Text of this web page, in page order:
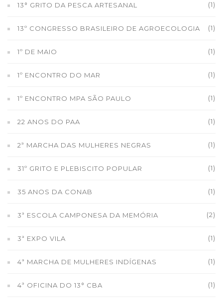
13° GRITO DA PESCA ARTESANAL (1)
13º CONGRESSO BRASILEIRO DE AGROECOLOGIA (1)
1º DE MAIO (1)
1º ENCONTRO DO MAR (1)
1º ENCONTRO MPA SÃO PAULO (1)
22 ANOS DO PAA (1)
2ª MARCHA DAS MULHERES NEGRAS (1)
31º GRITO E PLEBISCITO POPULAR (1)
35 ANOS DA CONAB (1)
3ª ESCOLA CAMPONESA DA MEMÓRIA (2)
3ª EXPO VILA (1)
4ª MARCHA DE MULHERES INDÍGENAS (1)
4ª OFICINA DO 13° CBA (1)